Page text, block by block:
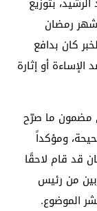
رمضان
كان بدافع
أو إثارة
مضمون ما صرّح
ومؤكداً
قد قام لاحقًا
من رئيس
الموضوع.